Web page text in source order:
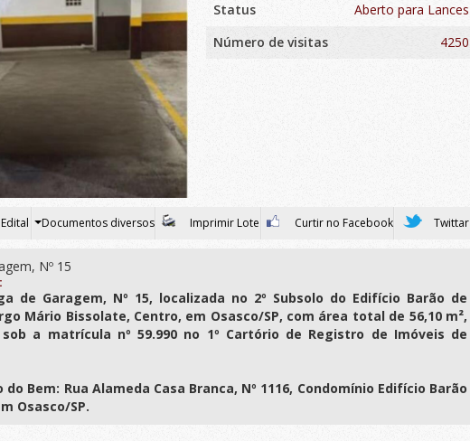
Status
Aberto para Lances
Número de visitas
4250
Documentos diversos Imprimir Lote Curtir no Facebook Twittar
Nº 15
de Garagem, Nº 15, localizada no 2º Subsolo do Edifício Barão de
Mário Bissolate, Centro, em Osasco/SP, com área total de 56,10 m²,
a matrícula nº 59.990 no 1º Cartório de Registro de Imóveis de
do Bem: Rua Alameda Casa Branca, Nº 1116, Condomínio Edifício Barão
Osasco/SP.